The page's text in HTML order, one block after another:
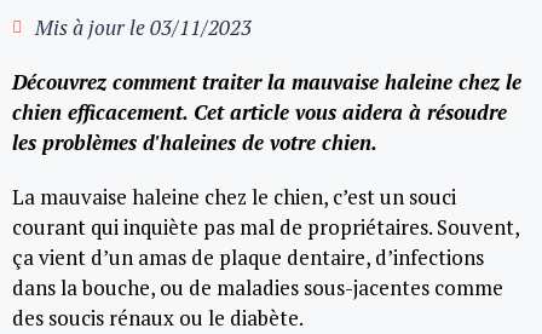
Mis à jour le03/11/2023
Découvrez comment traiter la mauvaise haleine chez le
chien efficacement. Cet article vous aidera à résoudre
les problèmes d'haleines de votre chien.
La mauvaise haleine chez le chien, c’est un souci
courant qui inquiète pas mal de propriétaires. Souvent,
ça vient d’un amas de plaque dentaire, d’infections
dans la bouche, ou de maladies sous-jacentes comme
des soucis rénaux ou le diabète.